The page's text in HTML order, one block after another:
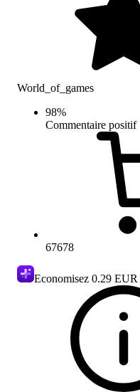
World_of_games
98%
Commentaire positif
67678
Economisez 0.29 EUR